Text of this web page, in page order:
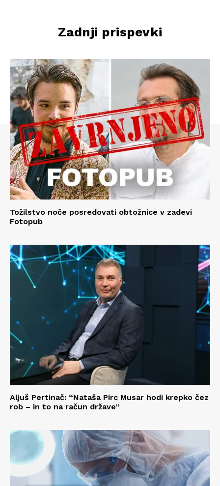
Zadnji prispevki
Tožilstvo noče posredovati obtožnice v zadevi
Fotopub
Aljuš Pertinač: “Nataša Pirc Musar hodi krepko čez
rob – in to na račun države”